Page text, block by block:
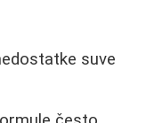
suve